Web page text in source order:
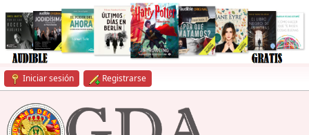
Iniciar sesión Registrarse